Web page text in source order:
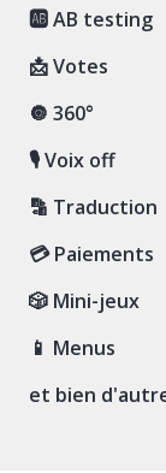
🆎 AB testing
📩 Votes
🔘 360°
🎙 Voix off
🔡 Traduction
💳 Paiements
🎲 Mini-jeux
📱 Menus
et bien